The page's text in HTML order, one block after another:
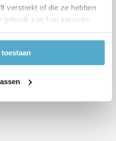
verstrekt of die ze hebben
van hun services.